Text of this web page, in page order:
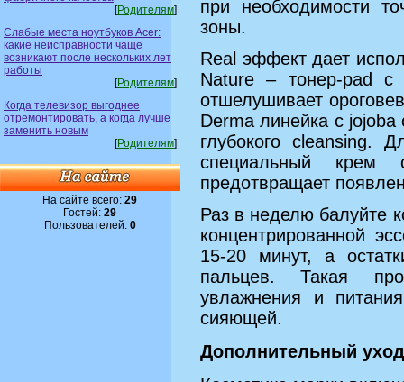
[Родителям]
Слабые места ноутбуков Acer:
какие неисправности чаще
возникают после нескольких лет
работы
[Родителям]
Когда телевизор выгоднее
отремонтировать, а когда лучше
заменить новым
[Родителям]
На сайте всего:29
Гостей:29
Пользователей: 0
при необходимости
зоны.
Real эффект дает
Nature – тонер-pad с
отшелушивает
Derma линейка с
глубокого cleansing.
специальный крем
предотвращает
Раз в неделю балуйте
концентрированной
15-20 минут, а
пальцев. Такая
увлажнения и
сияющей.
Дополнительный